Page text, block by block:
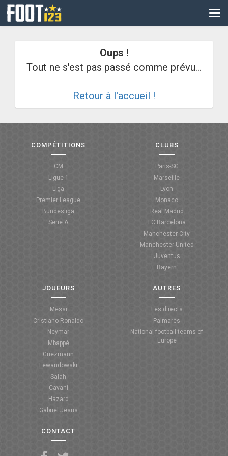
CM
COUPE DE FRANCE
COUPE DE LA LIGUE
Oups !
Tout ne s'est pas passé comme prévu...
Retour à l'accueil !
COMPÉTITIONS
CM
Ligue 1
Liga
Premier League
Bundesliga
Serie A
CLUBS
Paris-SG
Marseille
Lyon
Monaco
Real Madrid
FC Barcelona
Manchester City
Manchester United
Juventus
Bayern
JOUEURS
Messi
Cristiano Ronaldo
Neymar
Mbappé
Griezmann
Lewandowski
Salah
Cavani
Hazard
Gabriel Jesus
AUTRES
Les directs
Palmarès
National football teams of
Europe
CONTACT